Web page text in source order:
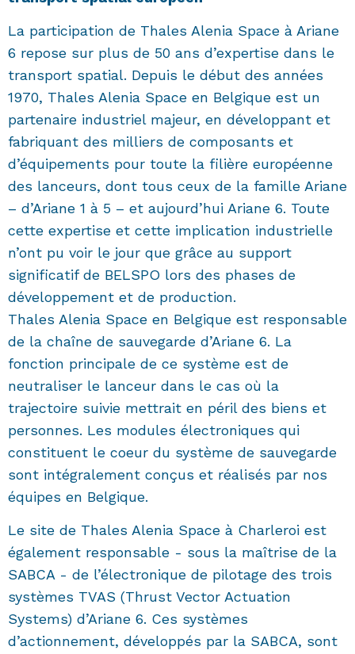
La participation de Thales Alenia Space à Ariane
6 repose sur plus de 50 ans d’expertise dans le
transport spatial. Depuis le début des années
1970, Thales Alenia Space en Belgique est un
partenaire industriel majeur, en développant et
fabriquant des milliers de composants et
d’équipements pour toute la filière européenne
des lanceurs, dont tous ceux de la famille Ariane
– d’Ariane 1 à 5 – et aujourd’hui Ariane 6. Toute
cette expertise et cette implication industrielle
n’ont pu voir le jour que grâce au support
significatif de BELSPO lors des phases de
développement et de production.
Thales Alenia Space en Belgique est responsable
de la chaîne de sauvegarde d’Ariane 6. La
fonction principale de ce système est de
neutraliser le lanceur dans le cas où la
trajectoire suivie mettrait en péril des biens et
personnes. Les modules électroniques qui
constituent le coeur du système de sauvegarde
sont intégralement conçus et réalisés par nos
équipes en Belgique.
Le site de Thales Alenia Space à Charleroi est
également responsable - sous la maîtrise de la
SABCA - de l’électronique de pilotage des trois
systèmes TVAS (Thrust Vector Actuation
Systems) d’Ariane 6. Ces systèmes
d’actionnement, développés par la SABCA, sont